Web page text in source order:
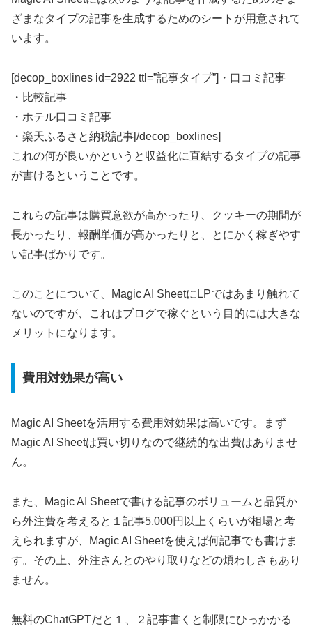
ざまなタイプの記事を生成するためのシートが用意されて
います。
[decop_boxlines id=2922 ttl=”記事タイプ”]・口コミ記事
・比較記事
・ホテル口コミ記事
・楽天ふるさと納税記事[/decop_boxlines]
これの何が良いかというと収益化に直結するタイプの記事
が書けるということです。
これらの記事は購買意欲が高かったり、クッキーの期間が
長かったり、報酬単価が高かったりと、とにかく稼ぎやす
い記事ばかりです。
このことについて、Magic AI SheetにLPではあまり触れて
ないのですが、これはブログで稼ぐという目的には大きな
メリットになります。
費用対効果が高い
Magic AI Sheetを活用する費用対効果は高いです。まず
Magic AI Sheetは買い切りなので継続的な出費はありませ
ん。
また、Magic AI Sheetで書ける記事のボリュームと品質か
ら外注費を考えると１記事5,000円以上くらいが相場と考
えられますが、Magic AI Sheetを使えば何記事でも書けま
す。その上、外注さんとのやり取りなどの煩わしさもあり
ません。
無料のChatGPTだと１、２記事書くと制限にひっかかる